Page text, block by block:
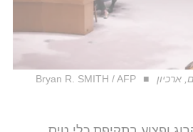
ארכיון Bryan R. SMITH / AFP